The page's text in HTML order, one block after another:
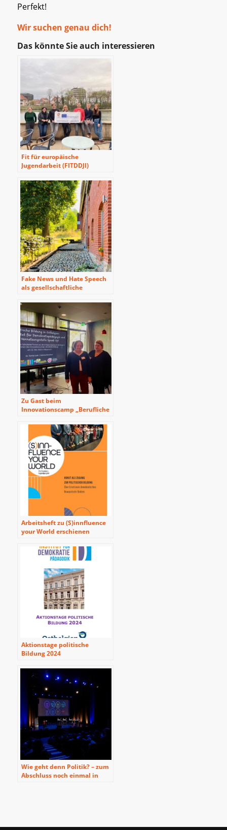
Perfekt!
Wir suchen genau dich!
Das könnte Sie auch interessieren
Fit für europäische
Jugendarbeit (FITDDJI)
Fake News und Hate Speech
als gesellschaftliche
Zu Gast beim
Innovationscamp „Berufliche
Arbeitsheft zu (S)innfluence
your World erschienen
Aktionstage politische
Bildung 2024
Wie geht denn Politik? – zum
Abschluss noch einmal in